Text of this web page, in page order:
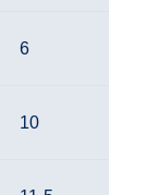
6
10